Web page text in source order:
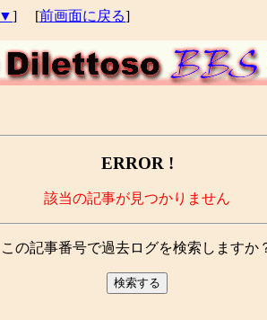
▼] [前画面に戻る]
ERROR !
該当の記事が見つかりません
この記事番号で過去ログを検索しますか